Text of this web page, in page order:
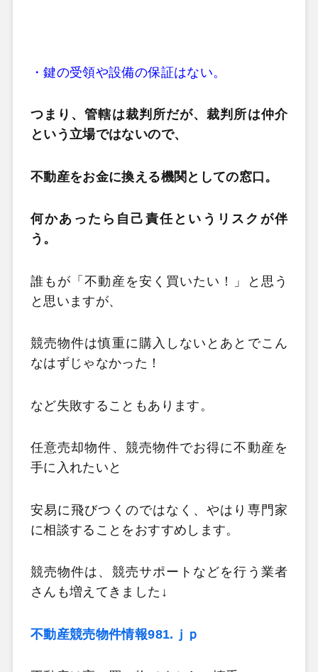
・鍵の受領や設備の保証はない。
つまり、管轄は裁判所だが、裁判所は仲介
という立場ではないので、
不動産をお金に換える機関としての窓口。
何かあったら自己責任というリスクが伴
う。
誰もが「不動産を安く買いたい！」と思う
と思いますが、
競売物件は慎重に購入しないとあとでこん
なはずじゃなかった！
など失敗することもあります。
任意売却物件、競売物件でお得に不動産を
手に入れたいと
安易に飛びつくのではなく、やはり専門家
に相談することをおすすめします。
競売物件は、競売サポートなどを行う業者
さんも増えてきました↓
不動産競売物件情報981.ｊｐ